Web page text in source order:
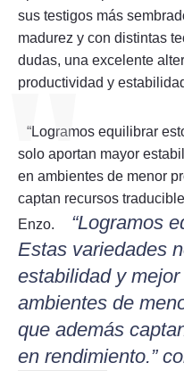
sus testigos más
madurez y con distintas
dudas, una excelente
productividad y
“Logramos equilibrar
solo aportan mayor
en ambientes de menor
captan recursos
Enzo.
“Logramos
Estas variedades
estabilidad y
ambientes de
que además
en rendimiento.”